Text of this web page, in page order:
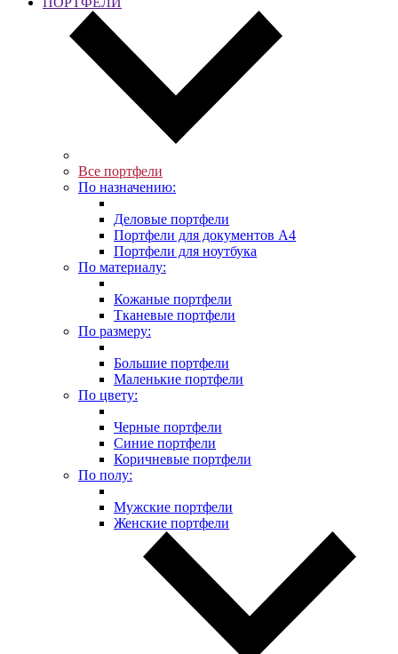
Все портфели
По назначению:
Деловые портфели
Портфели для документов A4
Портфели для ноутбука
По материалу:
Кожаные портфели
Тканевые портфели
По размеру:
Большие портфели
Маленькие портфели
По цвету:
Черные портфели
Синие портфели
Коричневые портфели
По полу:
Мужские портфели
Женские портфели